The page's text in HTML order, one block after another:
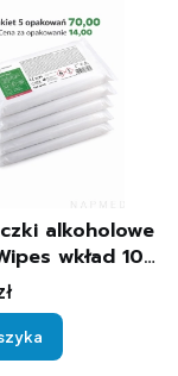
alkoholowe
wkład 100
5